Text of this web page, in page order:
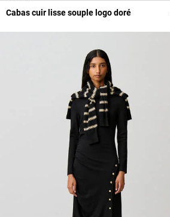
Cabas cuir lisse souple logo doré